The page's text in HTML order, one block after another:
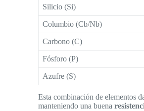
Silicio (Si)
Columbio (Cb/Nb)
Carbono (C)
Fósforo (P)
Azufre (S)
Esta combinación de elementos
manteniendo una buena